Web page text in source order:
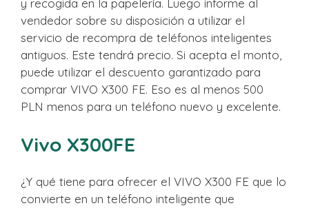
y recogida en la papelería. Luego informe al
vendedor sobre su disposición a utilizar el
servicio de recompra de teléfonos inteligentes
antiguos. Este tendrá precio. Si acepta el monto,
puede utilizar el descuento garantizado para
comprar VIVO X300 FE. Eso es al menos 500
PLN menos para un teléfono nuevo y excelente.
Vivo X300FE
¿Y qué tiene para ofrecer el VIVO X300 FE que lo
convierte en un teléfono inteligente que